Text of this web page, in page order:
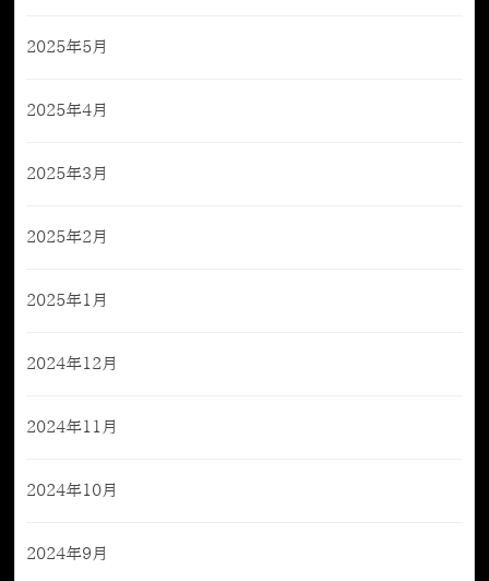
2025年5月
2025年4月
2025年3月
2025年2月
2025年1月
2024年12月
2024年11月
2024年10月
2024年9月